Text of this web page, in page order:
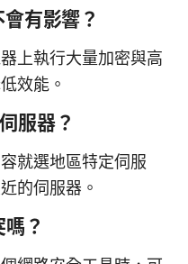
有影響？
上執行大量加密與高
效能。
服器？
就選地區特定伺服
的伺服器。
？